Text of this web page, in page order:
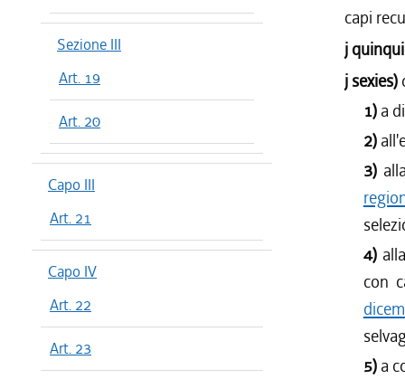
Sezione III
Art. 19
Art. 20
Capo III
Art. 21
Capo IV
Art. 22
Art. 23
capi
j
j sexies)
1) a
2)
3)
4)
con
5) a